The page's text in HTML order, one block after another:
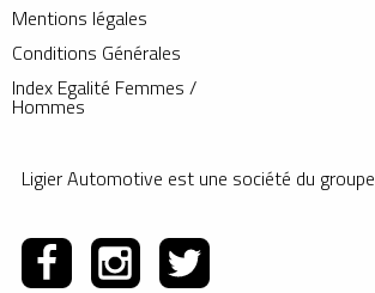
Mentions légales
Conditions Générales
Index Egalité Femmes /
Hommes
Ligier Automotive est une société du groupe